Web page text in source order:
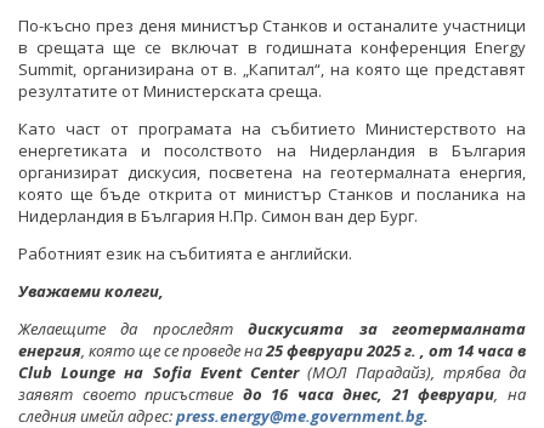
По-късно през деня министър Станков и останалите участници
в срещата ще се включат в годишната конференция Energy
Summit, организирана от в. „Капитал“, на която ще представят
резултатите от Министерската среща.
Като част от програмата на събитието Министерството на
енергетиката и посолството на Нидерландия в България
организират дискусия, посветена на геотермалната енергия,
която ще бъде открита от министър Станков и посланика на
Нидерландия в България Н.Пр. Симон ван дер Бург.
Работният език на събитията е английски.
Уважаеми колеги,
Желаещите да проследятдискусията за геотермалната
енергия, която ще се проведе на25 февруари 2025 г. , от 14 часа в
Club Lounge на Sofia Event Center (МОЛ Парадайз), трябва да
заявят своето присъствие до 16 часа днес, 21 февруари, на
следния имейл адрес:press.energy@me.government.bg.